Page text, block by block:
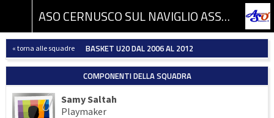
ASO CERNUSCO SUL NAVIGLIO ASSOCIAZIONE SPORTIVA DILETTANTISTICA
« torna alle squadre BASKET U20 DAL 2006 AL 2012
COMPONENTI DELLA SQUADRA
Samy Saltah
Playmaker